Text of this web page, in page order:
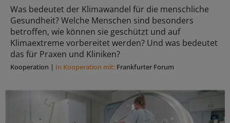
Was bedeutet der Klimawandel für die menschliche
Gesundheit? Welche Menschen sind besonders
betroffen, wie können sie geschützt und auf
Klimaextreme vorbereitet werden? Und was bedeutet
das für Praxen und Kliniken?
Kooperation | In Kooperation mit: Frankfurter Forum